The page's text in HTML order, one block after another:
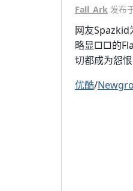
Fall_Ark 发布
网友Spazkid
略显□□的
切都成为怨
优酷/